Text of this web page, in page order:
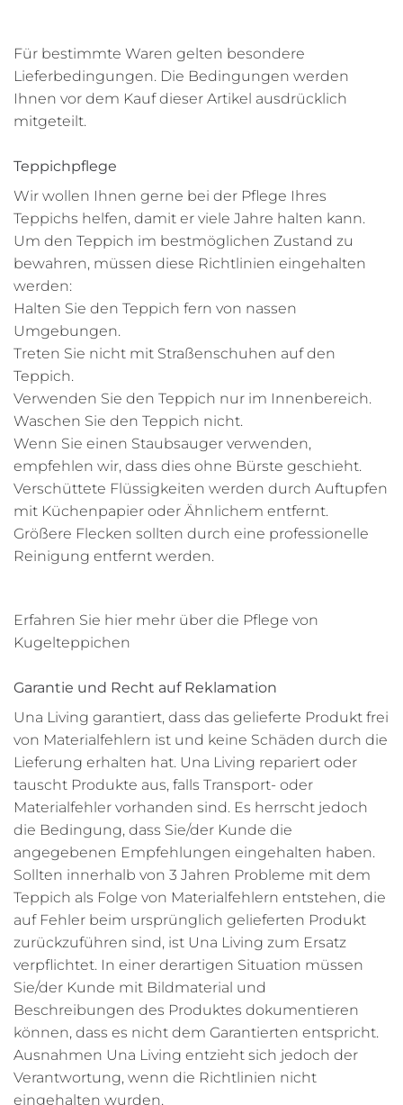
Für bestimmte Waren gelten besondere
Lieferbedingungen. Die Bedingungen werden
Ihnen vor dem Kauf dieser Artikel ausdrücklich
mitgeteilt.
Teppichpflege
Wir wollen Ihnen gerne bei der Pflege Ihres
Teppichs helfen, damit er viele Jahre halten kann.
Um den Teppich im bestmöglichen Zustand zu
bewahren, müssen diese Richtlinien eingehalten
werden:
Halten Sie den Teppich fern von nassen
Umgebungen.
Treten Sie nicht mit Straßenschuhen auf den
Teppich.
Verwenden Sie den Teppich nur im Innenbereich.
Waschen Sie den Teppich nicht.
Wenn Sie einen Staubsauger verwenden,
empfehlen wir, dass dies ohne Bürste geschieht.
Verschüttete Flüssigkeiten werden durch Auftupfen
mit Küchenpapier oder Ähnlichem entfernt.
Größere Flecken sollten durch eine professionelle
Reinigung entfernt werden.
Erfahren Sie hier mehr über die Pflege von
Kugelteppichen
Garantie und Recht auf Reklamation
Una Living garantiert, dass das gelieferte Produkt frei
von Materialfehlern ist und keine Schäden durch die
Lieferung erhalten hat. Una Living repariert oder
tauscht Produkte aus, falls Transport- oder
Materialfehler vorhanden sind. Es herrscht jedoch
die Bedingung, dass Sie/der Kunde die
angegebenen Empfehlungen eingehalten haben.
Sollten innerhalb von 3 Jahren Probleme mit dem
Teppich als Folge von Materialfehlern entstehen, die
auf Fehler beim ursprünglich gelieferten Produkt
zurückzuführen sind, ist Una Living zum Ersatz
verpflichtet. In einer derartigen Situation müssen
Sie/der Kunde mit Bildmaterial und
Beschreibungen des Produktes dokumentieren
können, dass es nicht dem Garantierten entspricht.
Ausnahmen Una Living entzieht sich jedoch der
Verantwortung, wenn die Richtlinien nicht
eingehalten wurden.